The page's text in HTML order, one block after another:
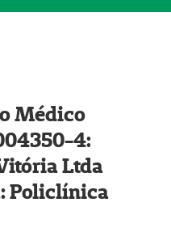
Médico
4:
Ltda
Policlínica